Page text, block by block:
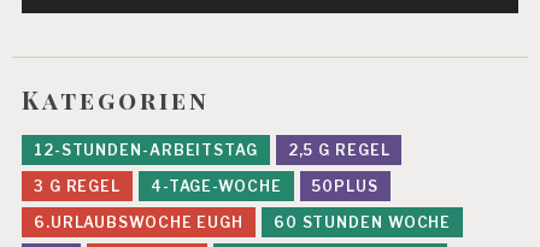
Kategorien
12-STUNDEN-ARBEITSTAG
2,5 G REGEL
3 G REGEL
4-TAGE-WOCHE
50PLUS
6.URLAUBSWOCHE EUGH
60 STUNDEN WOCHE